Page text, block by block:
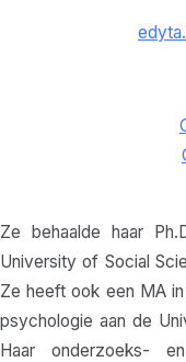
Ze behaalde haar
University of Social
Ze heeft ook een MA
psychologie aan de
Haar onderzoeks-